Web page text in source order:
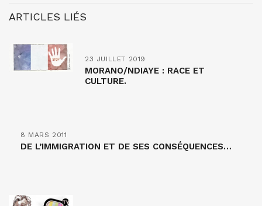
ARTICLES LIÉS
23 JUILLET 2019
MORANO/NDIAYE : RACE ET
CULTURE.
8 MARS 2011
DE L’IMMIGRATION ET DE SES CONSÉQUENCES…